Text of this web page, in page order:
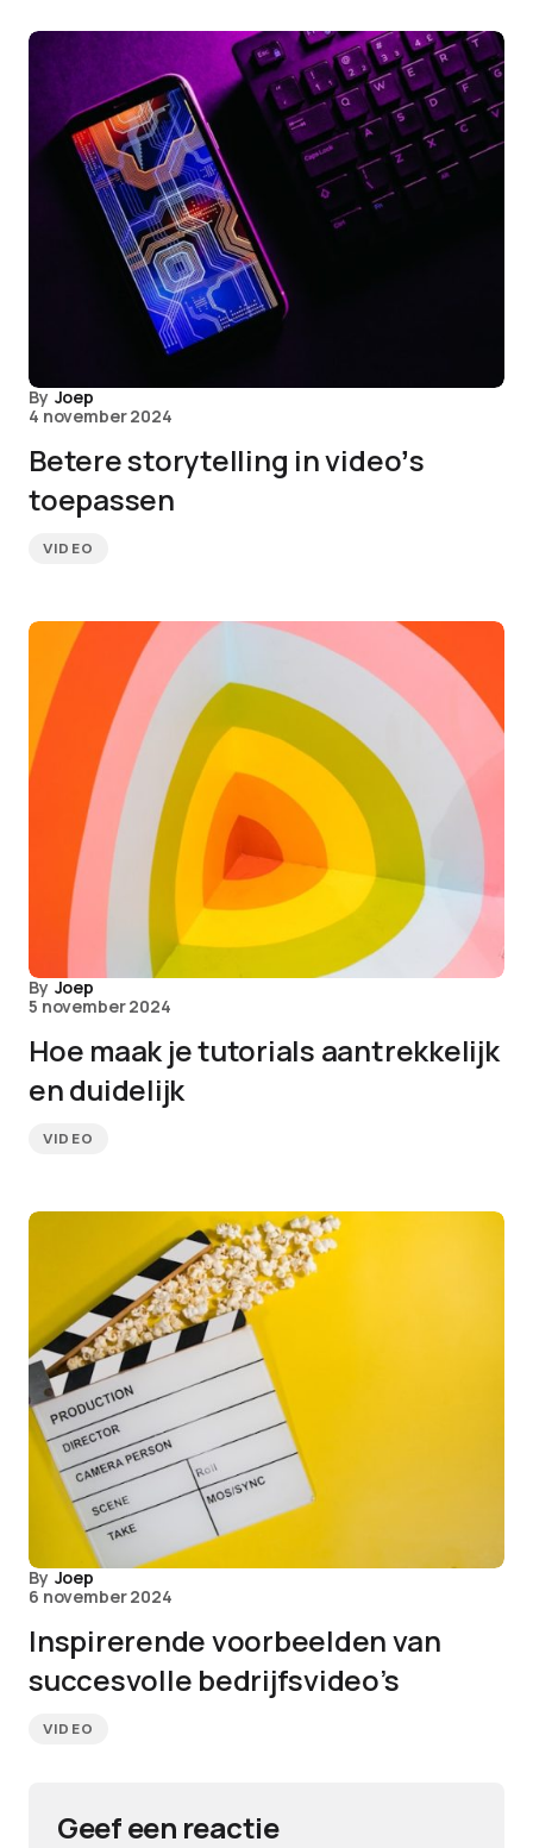
By Joep
4 november 2024
Betere storytelling in videoʼs
toepassen
VIDEO
By Joep
5 november 2024
Hoe maak je tutorials aantrekkelijk
en duidelijk
VIDEO
By Joep
6 november 2024
Inspirerende voorbeelden van
succesvolle bedrijfsvideo’s
VIDEO
Geef een reactie